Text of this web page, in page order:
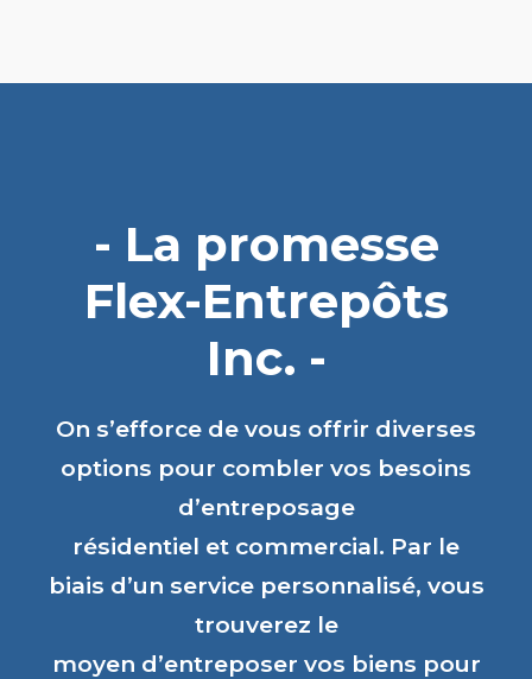
- La promesse
Flex-Entrepôts
Inc. -
On s’efforce de vous offrir diverses
options pour combler vos besoins
d’entreposage
résidentiel et commercial. Par le
biais d’un service personnalisé, vous
trouverez le
moyen d’entreposer vos biens pour